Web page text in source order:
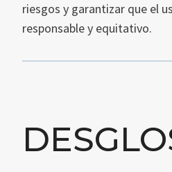
riesgos y garantizar que el
responsable y equitativo.